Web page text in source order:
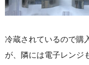
冷蔵されているので購
が、隣には電子レンジ